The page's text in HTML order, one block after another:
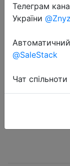
2024-09-07
1PCS
Foam Pet
Bed With
Телеграм
України
@SaleStack
Чат